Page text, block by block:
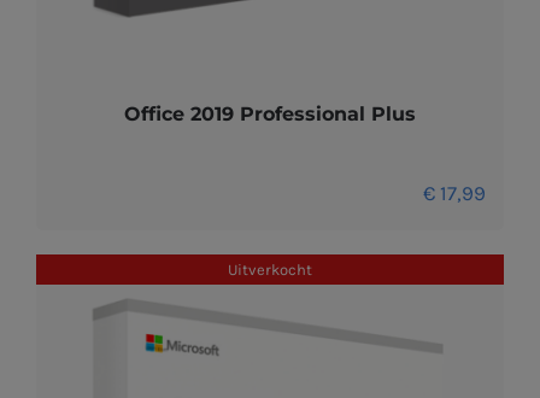
Office 2019 Professional Plus
€ 17,99
Uitverkocht